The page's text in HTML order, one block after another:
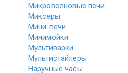
Микроволновые печи
Миксеры
Мини-печи
Минимойки
Мультиварки
Мультистайлеры
Наручные часы